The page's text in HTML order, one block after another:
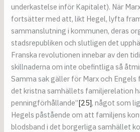
underkastelse inför Kapitalet). När
fortsätter med att, likt Hegel, lyfta
sammanslutning i kommunen, deras
stadsrepubliken och slutligen det
Franska revolutionen innebar av den
skillnaderna om inte obefintliga så
Samma sak gäller för Marx och
det kristna samhällets familjerelation
penningförhållande”[25], något som
Hegels påstående om att familjens
blodsband i det borgerliga samhället